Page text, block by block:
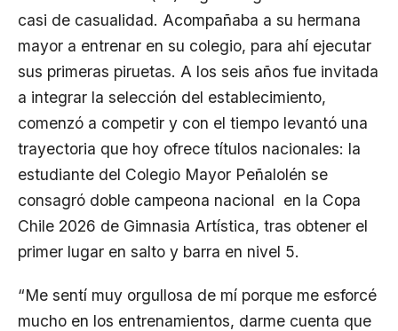
casi de casualidad. Acompañaba a su hermana
mayor a entrenar en su colegio, para ahí ejecutar
sus primeras piruetas. A los seis años fue invitada
a integrar la selección del establecimiento,
comenzó a competir y con el tiempo levantó una
trayectoria que hoy ofrece títulos nacionales: la
estudiante del Colegio Mayor Peñalolén se
consagró doble campeona nacional en la Copa
Chile 2026 de Gimnasia Artística, tras obtener el
primer lugar en salto y barra en nivel 5.
“Me sentí muy orgullosa de mí porque me esforcé
mucho en los entrenamientos, darme cuenta que